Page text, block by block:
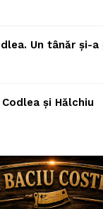
Un tânăr și-
și Hălchiu